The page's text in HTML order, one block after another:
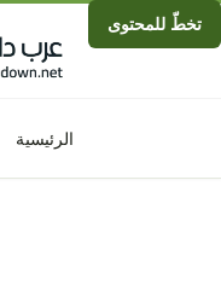
تخطّ للمحتوى
الرئيسية